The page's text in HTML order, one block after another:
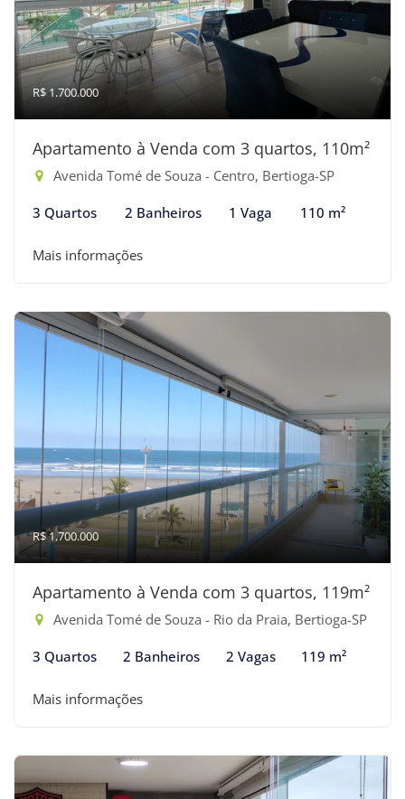
R$ 1.700.000
Apartamento à Venda com 3 quartos, 110m²
Avenida Tomé de Souza - Centro, Bertioga-SP
3 Quartos 2 Banheiros 1 Vaga 110 m²
Mais informações
R$ 1.700.000
Apartamento à Venda com 3 quartos, 119m²
Avenida Tomé de Souza - Rio da Praia, Bertioga-SP
3 Quartos 2 Banheiros 2 Vagas 119 m²
Mais informações